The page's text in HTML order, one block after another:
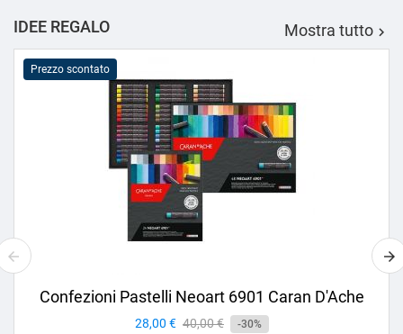
IDEE REGALO Mostra tutto 
Prezzo scontato
Confezioni Pastelli Neoart 6901 Caran D'Ache
Prezzo
28,00 € Prezzo
40,00 € -30%